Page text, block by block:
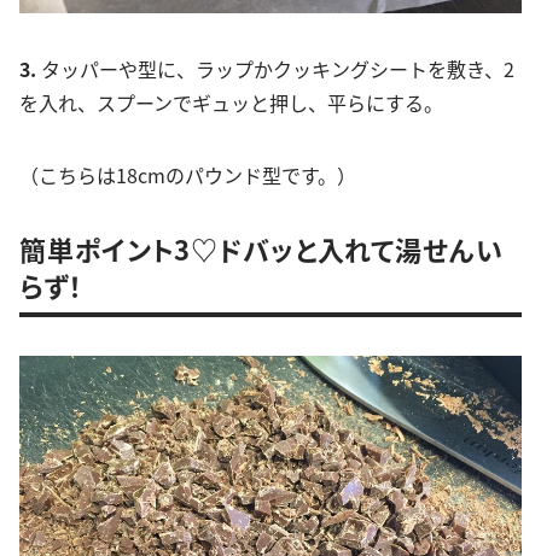
3. タッパーや型に、ラップかクッキングシートを敷き、2
を入れ、スプーンでギュッと押し、平らにする。
（こちらは18cmのパウンド型です。）
簡単ポイント3♡ドバッと入れて湯せんい
らず！